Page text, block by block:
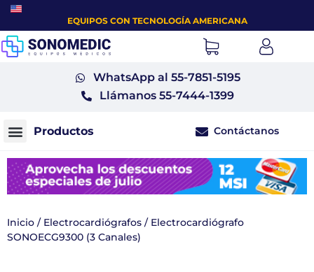
EQUIPOS CON TECNOLOGÍA AMERICANA
WhatsApp al 55-7851-5195
Llámanos 55-7444-1399
Contáctanos
Inicio / Electrocardiógrafos / Electrocardiógrafo
SONOECG9300 (3 Canales)